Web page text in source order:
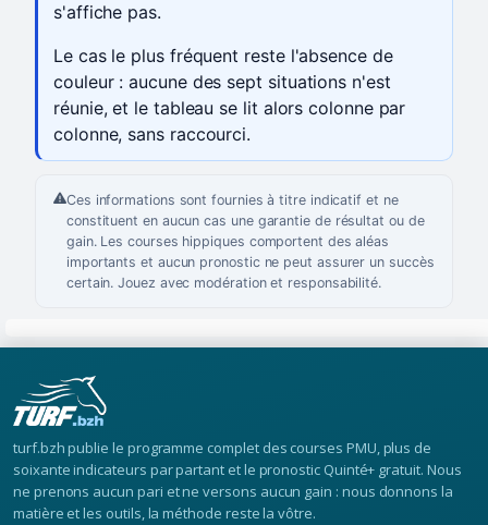
s'affiche pas.
Le cas le plus fréquent reste l'absence de
couleur : aucune des sept situations n'est
réunie, et le tableau se lit alors colonne par
colonne, sans raccourci.
Ces informations sont fournies à titre indicatif et ne
constituent en aucun cas une garantie de résultat ou de
gain. Les courses hippiques comportent des aléas
importants et aucun pronostic ne peut assurer un succès
certain. Jouez avec modération et responsabilité.
turf.bzh publie le programme complet des courses PMU, plus de
soixante indicateurs par partant et le pronostic Quinté+ gratuit. Nous
ne prenons aucun pari et ne versons aucun gain : nous donnons la
matière et les outils, la méthode reste la vôtre.